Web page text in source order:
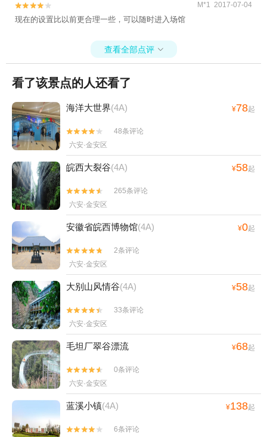

 M*1 2017-07-04
现在的设置比以前更合理一些，可以随时进入场馆
查看全部点评 
看了该景点的人还看了
海洋大世界(4A) ¥78起


48条评论
六安·金安区
皖西大裂谷(4A) ¥58起


265条评论
六安·金安区
安徽省皖西博物馆(4A) ¥0起


2条评论
六安·金安区
大别山风情谷(4A) ¥58起


33条评论
六安·金安区
毛坦厂翠谷漂流 ¥68起


0条评论
六安·金安区
蓝溪小镇(4A) ¥138起

 6条评论